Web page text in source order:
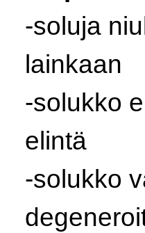
-soluja
lainkaan
-solukko
elintä
-solukko